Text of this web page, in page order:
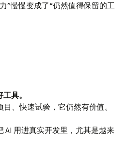
”慢慢变成了“仍然值得保留的工
具。
、快速试验，它仍然有价值。
AI 用进真实开发里，尤其是越来